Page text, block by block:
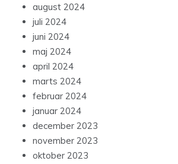
august 2024
juli 2024
juni 2024
maj 2024
april 2024
marts 2024
februar 2024
januar 2024
december 2023
november 2023
oktober 2023